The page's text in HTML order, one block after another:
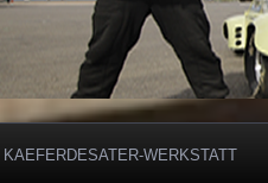
KAEFERDESATER-WERKSTATT